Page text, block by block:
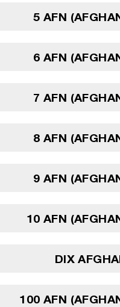
5 AFN
6 AFN
7 AFN
8 AFN
9 AFN
10 AFN
DIX
100 AFN